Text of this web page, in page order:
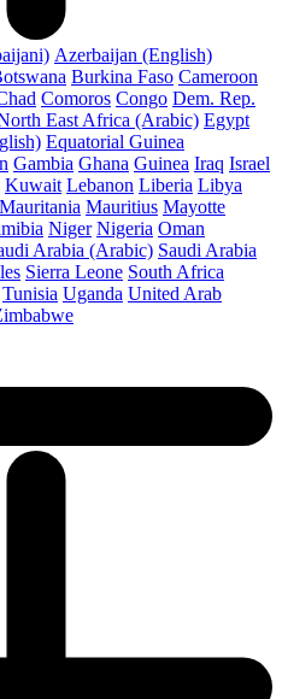
Azerbaijan (English)
Burkina Faso Cameroon
Comoros Congo Dem. Rep.
East Africa (Arabic) Egypt
Equatorial Guinea
Gambia Ghana Guinea Iraq Israel
Kuwait Lebanon Liberia Libya
Mauritania Mauritius Mayotte
Niger Nigeria Oman
Arabia (Arabic) Saudi Arabia
Sierra Leone South Africa
Tunisia Uganda United Arab